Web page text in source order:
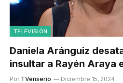
TELEVISIÓN
Daniela Aránguiz
insultar a Rayén Araya
Por TVenserio Diciembre 15, 2024